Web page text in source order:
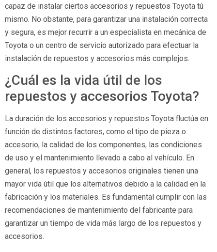
capaz de instalar ciertos accesorios y repuestos Toyota tú
mismo. No obstante, para garantizar una instalación correcta
y segura, es mejor recurrir a un especialista en mecánica de
Toyota o un centro de servicio autorizado para efectuar la
instalación de repuestos y accesorios más complejos.
¿Cuál es la vida útil de los
repuestos y accesorios Toyota?
La duración de los accesorios y repuestos Toyota fluctúa en
función de distintos factores, como el tipo de pieza o
accesorio, la calidad de los componentes, las condiciones
de uso y el mantenimiento llevado a cabo al vehículo. En
general, los repuestos y accesorios originales tienen una
mayor vida útil que los alternativos debido a la calidad en la
fabricación y los materiales. Es fundamental cumplir con las
recomendaciones de mantenimiento del fabricante para
garantizar un tiempo de vida más largo de los repuestos y
accesorios.